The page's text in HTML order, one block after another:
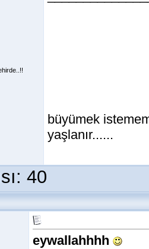
büyümek
yaşlanır......
40
eywallahhhh